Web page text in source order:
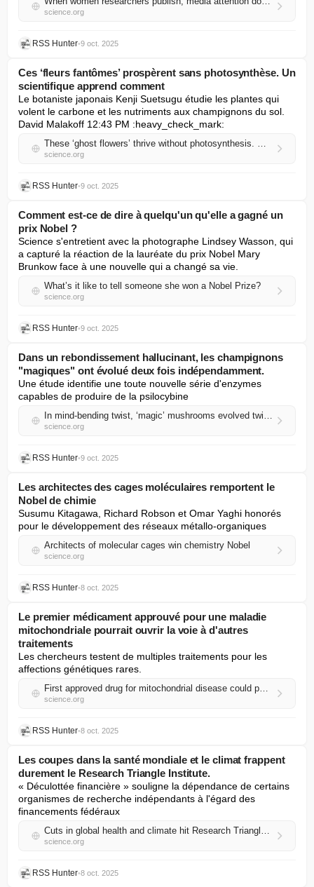
science.org
RSS Hunter•9 oct. 2025
Ces ‘fleurs fantômes’ prospèrent sans photosynthèse. Un
scientifique apprend comment
Le botaniste japonais Kenji Suetsugu étudie les plantes qui
volent le carbone et les nutriments aux champignons du sol.
David Malakoff 12:43 PM :heavy_check_mark:
These ‘ghost flowers’ thrive without photosynthesis. One scientist is learning how
science.org
RSS Hunter•9 oct. 2025
Comment est-ce de dire à quelqu'un qu'elle a gagné un
prix Nobel ?
Science s'entretient avec la photographe Lindsey Wasson, qui
a capturé la réaction de la lauréate du prix Nobel Mary
Brunkow face à une nouvelle qui a changé sa vie.
What’s it like to tell someone she won a Nobel Prize?
science.org
RSS Hunter•9 oct. 2025
Dans un rebondissement hallucinant, les champignons
"magiques" ont évolué deux fois indépendamment.
Une étude identifie une toute nouvelle série d'enzymes
capables de produire de la psilocybine
In mind-bending twist, ‘magic’ mushrooms evolved twice independently
science.org
RSS Hunter•9 oct. 2025
Les architectes des cages moléculaires remportent le
Nobel de chimie
Susumu Kitagawa, Richard Robson et Omar Yaghi honorés
pour le développement des réseaux métallo-organiques
Architects of molecular cages win chemistry Nobel
science.org
RSS Hunter•8 oct. 2025
Le premier médicament approuvé pour une maladie
mitochondriale pourrait ouvrir la voie à d'autres
traitements
Les chercheurs testent de multiples traitements pour les
affections génétiques rares.
First approved drug for mitochondrial disease could pave way for more treatments
science.org
RSS Hunter•8 oct. 2025
Les coupes dans la santé mondiale et le climat frappent
durement le Research Triangle Institute.
« Déculottée financière » souligne la dépendance de certains
organismes de recherche indépendants à l'égard des
financements fédéraux
Cuts in global health and climate hit Research Triangle Institute hard
science.org
RSS Hunter•8 oct. 2025